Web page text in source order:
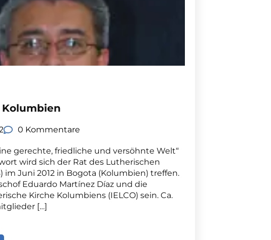
0 Kommentare
gerechte, friedliche und versöhnte Welt“
wird sich der Rat des Lutherischen
im Juni 2012 in Bogota (Kolumbien) treffen.
Eduardo Martínez Díaz und die
Kirche Kolumbiens (IELCO) sein. Ca.
[…]